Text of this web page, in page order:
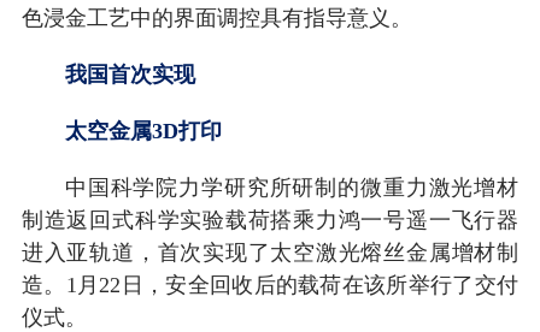
色浸金工艺中的界面调控具有指导意义。
我国首次实现
太空金属3D打印
中国科学院力学研究所研制的微重力激光增材
制造返回式科学实验载荷搭乘力鸿一号遥一飞行器
进入亚轨道，首次实现了太空激光熔丝金属增材制
造。1月22日，安全回收后的载荷在该所举行了交付
仪式。